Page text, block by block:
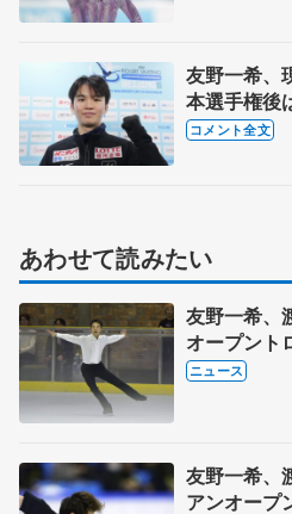
友野一希、
本選手権後
大陸選手権
コメント全文
あわせて読みたい
友野一希
オープント
ニュース
友野一希
アンオープ